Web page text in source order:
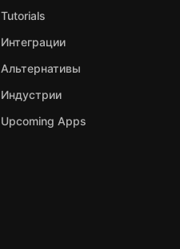
Tutorials
Интеграции
Альтернативы
Индустрии
Upcoming Apps